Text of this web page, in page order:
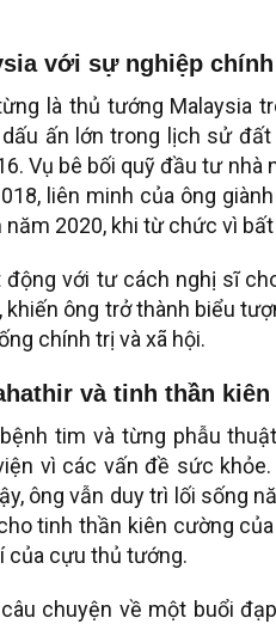
với sự nghiệp
là thủ tướng Malaysia
ấn lớn trong lịch sử
Vụ bê bối quỹ đầu tư
liên minh của ông
2020, khi từ chức vì
với tư cách nghị sĩ
khiến ông trở thành biểu
chính trị và xã hội.
và tinh thần
tim và từng phẫu
vì các vấn đề sức
ông vẫn duy trì lối sống
tinh thần kiên cường
của cựu thủ tướng.
chuyện về một buổi